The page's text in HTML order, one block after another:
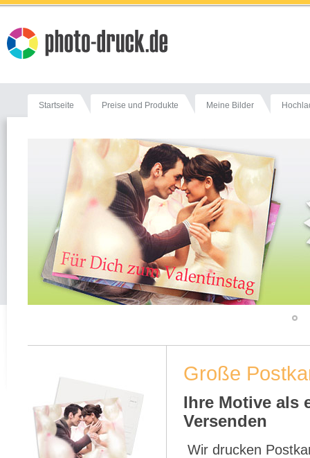
Startseite Preise und Produkte Meine Bilder
Große
Ihre Motive als
Versenden
Wir drucken